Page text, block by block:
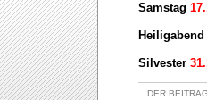
Samstag
Heiligabend
Silvester
DER